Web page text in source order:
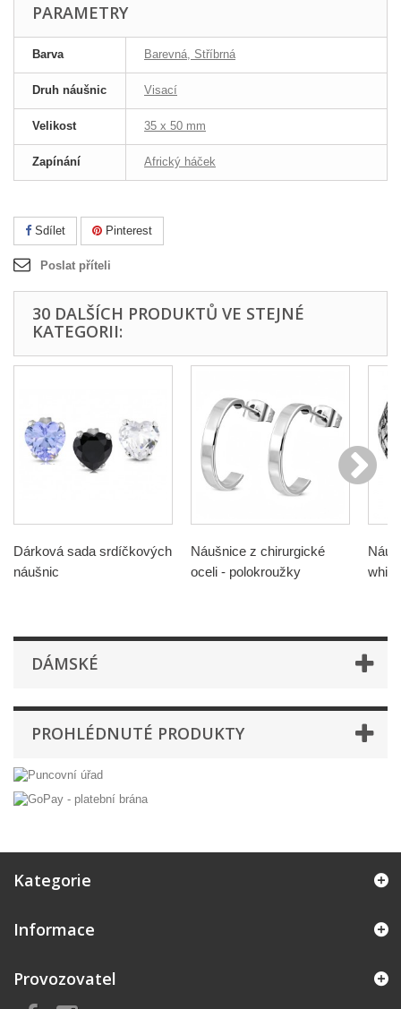
PARAMETRY
Barva Barevná, Stříbrná
Druh náušnic Visací
Velikost 35 x 50 mm
Zapínání Africký háček
Sdílet Pinterest
Poslat příteli
30 DALŠÍCH PRODUKTŮ VE STEJNÉ
KATEGORII:
Dárková sada srdíčkových
náušnic
Náušnice z chirurgické
oceli - polokroužky
white
DÁMSKÉ
PROHLÉDNUTÉ PRODUKTY
Kategorie
Informace
Provozovatel